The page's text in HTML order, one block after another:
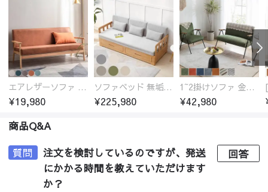
エアレザーソファ おしゃれ 無地 1人用 二人掛け 3人掛け
¥19,980
ソファベッド 無垢材フレーム
¥225,980
1~2掛けソファ 金属フレーム 高反発ウレタン
¥42,980
商品Q&A
質問
注文を検討しているのですが、発送
にかかる時間を教えていただけます
か？
回答